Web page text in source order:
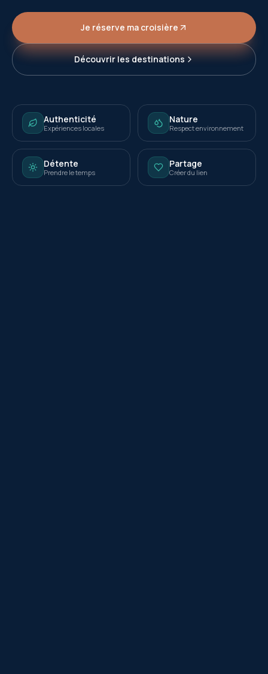
Je réserve ma croisière
Découvrir les destinations
Authenticité
Expériences locales
Nature
Respect environnement
Détente
Prendre le temps
Partage
Créer du lien